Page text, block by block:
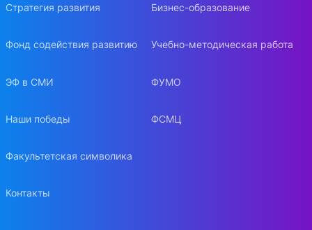
Стратегия развития
Фонд содействия развитию
ЭФ в СМИ
Наши победы
Факультетская символика
Контакты
Бизнес-образование
Учебно-методическая работа
ФУМО
ФСМЦ